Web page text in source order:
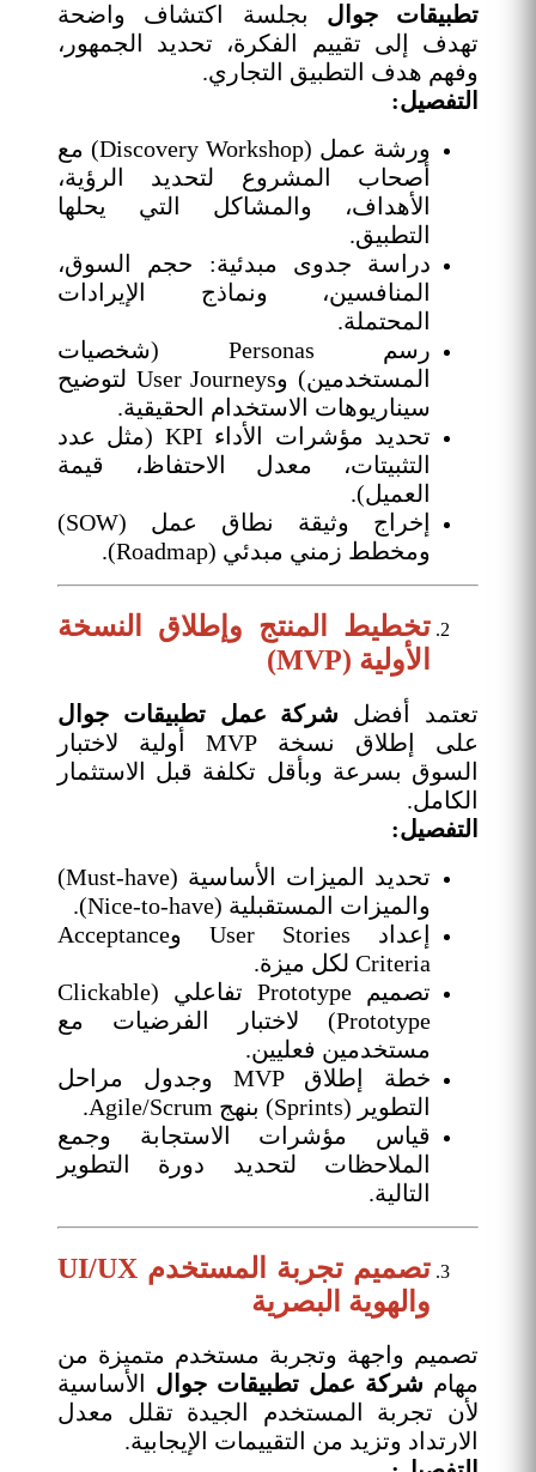
تطبيقات جوال بجلسة اكتشاف واضحة
تهدف إلى تقييم الفكرة، تحديد الجمهور،
وفهم هدف التطبيق التجاري.
التفصيل:
ورشة عمل (Discovery Workshop) مع
أصحاب المشروع لتحديد الرؤية،
الأهداف، والمشاكل التي يحلها
التطبيق.
دراسة جدوى مبدئية: حجم السوق،
المنافسين، ونماذج الإيرادات
المحتملة.
رسم Personas (شخصيات
المستخدمين) وUser Journeys لتوضيح
سيناريوهات الاستخدام الحقيقية.
تحديد مؤشرات الأداء KPI (مثل عدد
التثبيتات، معدل الاحتفاظ، قيمة
العميل).
إخراج وثيقة نطاق عمل (SOW)
ومخطط زمني مبدئي (Roadmap).
تخطيط المنتج وإطلاق النسخة
الأولية (MVP)
تعتمد أفضل شركة عمل تطبيقات جوال
على إطلاق نسخة MVP أولية لاختبار
السوق بسرعة وبأقل تكلفة قبل الاستثمار
الكامل.
التفصيل:
تحديد الميزات الأساسية (Must-have)
والميزات المستقبلية (Nice-to-have).
إعداد User Stories وAcceptance
Criteria لكل ميزة.
تصميم Prototype تفاعلي (Clickable
Prototype) لاختبار الفرضيات مع
مستخدمين فعليين.
خطة إطلاق MVP وجدول مراحل
التطوير (Sprints) بنهج Agile/Scrum.
قياس مؤشرات الاستجابة وجمع
الملاحظات لتحديد دورة التطوير
التالية.
تصميم تجربة المستخدم UI/UX
والهوية البصرية
تصميم واجهة وتجربة مستخدم متميزة من
مهام شركة عمل تطبيقات جوال الأساسية
لأن تجربة المستخدم الجيدة تقلل معدل
الارتداد وتزيد من التقييمات الإيجابية.